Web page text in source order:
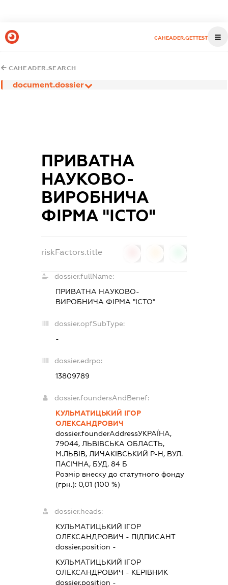
CAHEADER.GETTEST
CAHEADER.SEARCH
document.dossier
ПРИВАТНА
НАУКОВО-
ВИРОБНИЧА
ФІРМА "ІСТО"
riskFactors.title
dossier.fullName:
ПРИВАТНА НАУКОВО-
ВИРОБНИЧА ФІРМА "ІСТО"
dossier.opfSubType:
-
dossier.edrpo:
13809789
dossier.foundersAndBenef:
КУЛЬМАТИЦЬКИЙ ІГОР
ОЛЕКСАНДРОВИЧ
dossier.founderAddressУКРАЇНА,
79044, ЛЬВIВСЬКА ОБЛАСТЬ,
М.ЛЬВІВ, ЛИЧАКІВСЬКИЙ Р-Н, ВУЛ.
ПАСІЧНА, БУД. 84 Б
Розмір внеску до статутного фонду
(грн.): 0,01 (100 %)
dossier.heads:
КУЛЬМАТИЦЬКИЙ ІГОР
ОЛЕКСАНДРОВИЧ - ПІДПИСАНТ
dossier.position -
КУЛЬМАТИЦЬКИЙ ІГОР
ОЛЕКСАНДРОВИЧ - КЕРІВНИК
dossier.position -